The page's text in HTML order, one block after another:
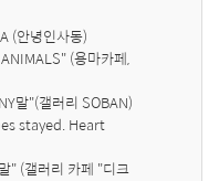
(안녕인사동)
(용마카페,
말"(갤러리 SOBAN)
stayed. Heart
" (갤러리 카페 "디크